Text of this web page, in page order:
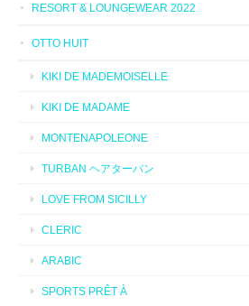
RESORT & LOUNGEWEAR 2022
OTTO HUIT
KIKI DE MADEMOISELLE
KIKI DE MADAME
MONTENAPOLEONE
TURBAN ヘアターバン
LOVE FROM SICILLY
CLERIC
ARABIC
SPORTS PRÊT À